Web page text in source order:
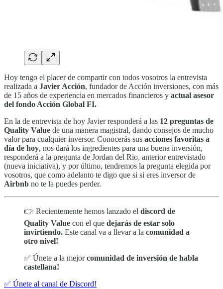
Hoy tengo el placer de compartir con todos vosotros la entrevista
realizada a Javier Acción, fundador de Acción inversiones, con más
de 15 años de experiencia en mercados financieros y actual asesor
del fondo Acción Global FI.
En la de entrevista de hoy Javier responderá a las 12 preguntas de
Quality Value de una manera magistral, dando consejos de mucho
valor para cualquier inversor. Conocerás sus acciones favoritas a
día de hoy, nos dará los ingredientes para una buena inversión,
responderá a la pregunta de Jordan del Rio, anterior entrevistado
(nueva iniciativa), y por último, tendremos la pregunta elegida por
vosotros, que como adelanto te digo que si si eres inversor de
Airbnb no te la puedes perder.
👉 Recientemente hemos lanzado el discord de
Quality Value con el que dejarás de estar solo
invirtiendo. Este canal va a llevar a la comunidad a
otro nivel!
✅ Únete a la mejorcomunidad de inversión de habla
castellana!
✅ Únete al canal de Discord!